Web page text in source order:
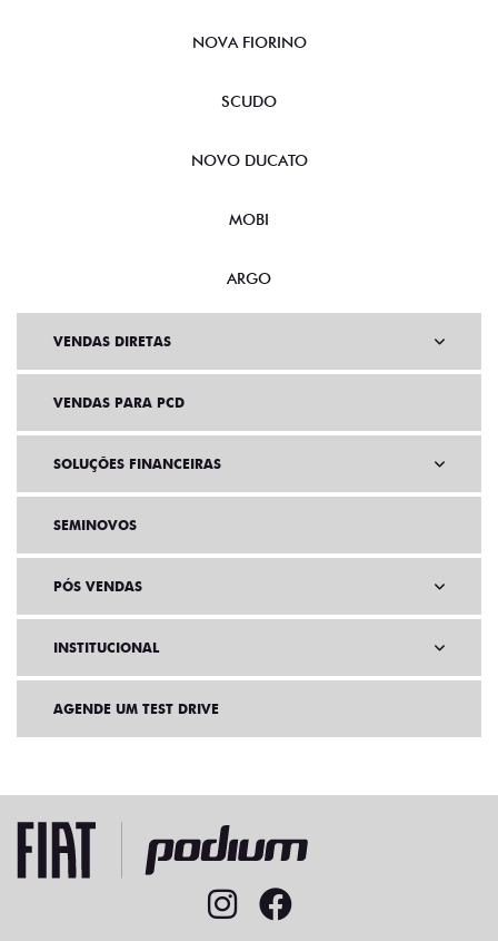
NOVA FIORINO
SCUDO
NOVO DUCATO
MOBI
ARGO
VENDAS DIRETAS
VENDAS PARA PCD
SOLUÇÕES FINANCEIRAS
SEMINOVOS
PÓS VENDAS
INSTITUCIONAL
AGENDE UM TEST DRIVE